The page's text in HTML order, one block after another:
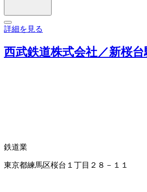
詳細を見る
西武鉄道株式会社／新桜台
鉄道業
東京都練馬区桜台１丁目２８－１１